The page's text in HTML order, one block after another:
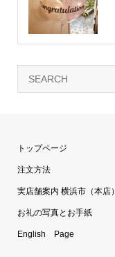
トップページ
注文方法
実店舗案内 横浜市（本店）
お礼の写真とお手紙
English Page